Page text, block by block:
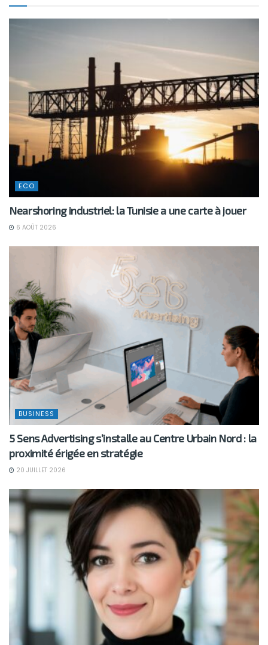
ECO
Nearshoring industriel: la Tunisie a une carte à jouer
6 AOÛT 2026
BUSINESS
5 Sens Advertising s’installe au Centre Urbain Nord : la
proximité érigée en stratégie
20 JUILLET 2026